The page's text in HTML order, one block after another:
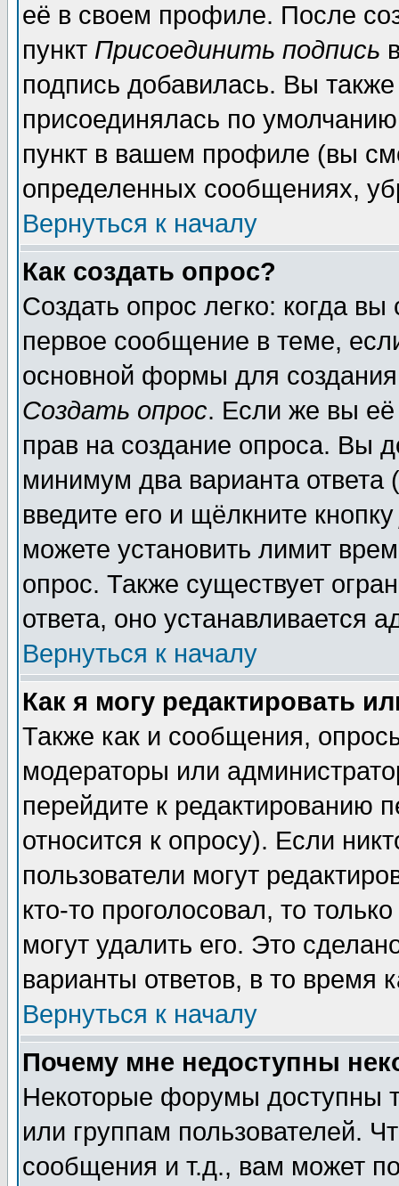
её в своем профиле. После
пункт Присоединить подпись
подпись добавилась. Вы
присоединялась по
пункт в вашем профиле (вы
определенных сообщениях,
Вернуться к началу
Как создать опрос?
Создать опрос легко: когда
первое сообщение в теме,
основной формы для
Создать опрос. Если же вы её
прав на создание опроса. Вы
минимум два варианта ответа
введите его и щёлкните
можете установить лимит
опрос. Также существует
ответа, оно устанавливается
Вернуться к началу
Как я могу редактировать
Также как и сообщения,
модераторы или
перейдите к редактированию
относится к опросу). Если
пользователи могут
кто-то проголосовал, то
могут удалить его. Это
варианты ответов, в то время
Вернуться к началу
Почему мне недоступны
Некоторые форумы доступны
или группам пользователей.
сообщения и т.д., вам может